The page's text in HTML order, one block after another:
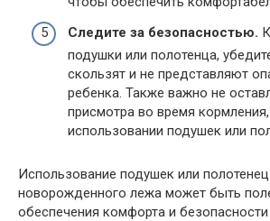
Следите за безопасностью.
подушки или полотенца,
скользят и не представляют
ребенка. Также важно не
присмотра во время
использовании подушек или
Использование подушек или
новорожденного лежа может быть
обеспечения комфорта и